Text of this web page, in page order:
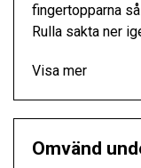
fingertopparna
Rulla sakta ner
Visa mer
Omvänd